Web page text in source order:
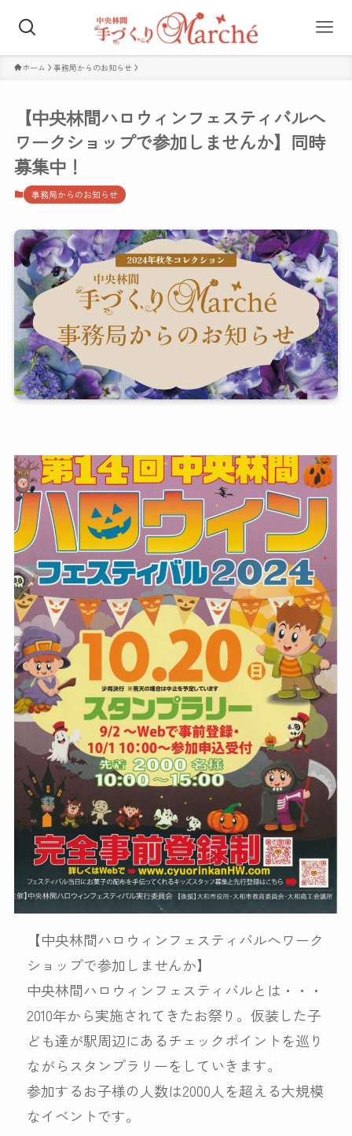
ホーム 事務局からのお知らせ
【中央林間ハロウィンフェスティバルへ
ワークショップで参加しませんか】同時
募集中！
事務局からのお知らせ
【中央林間ハロウィンフェスティバルへワーク
ショップで参加しませんか】
中央林間ハロウィンフェスティバルとは・・・
2010年から実施されてきたお祭り。仮装した子
ども達が駅周辺にあるチェックポイントを巡り
ながらスタンプラリーをしていきます。
参加するお子様の人数は2000人を超える大規模
なイベントです。